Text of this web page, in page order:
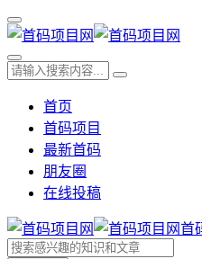
首页
首码项目
最新首码
朋友圈
在线投稿
首